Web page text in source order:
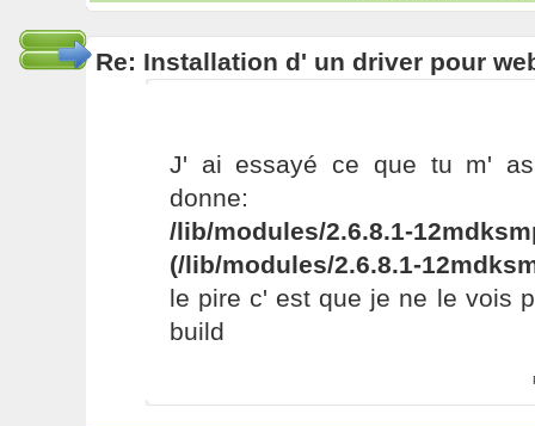
Re: Installation d' un driver pour
J' ai essayé ce que tu m'
donne:
/lib/modules/2.6.8.1-
(/lib/modules/2.6.8.1-
le pire c' est que je ne le vois
build